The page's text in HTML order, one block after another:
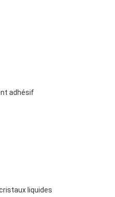
adhésif
liquides